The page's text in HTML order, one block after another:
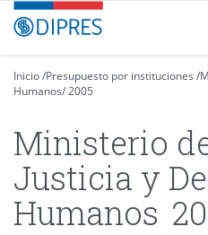
Contenido
principalDIPRES
-
de
Presupuestos
Inicio/Presupuesto por instituciones /
Humanos/2005
Ministerio
Justicia y
Humanos